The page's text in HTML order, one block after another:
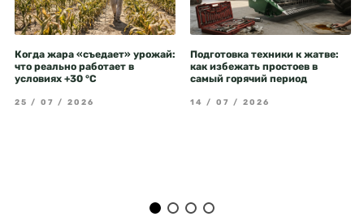
Когда жара «съедает» урожай:
что реально работает в
условиях +30 °C
25 / 07 / 2026
Подготовка техники к жатве:
как избежать простоев в
самый горячий период
14 / 07 / 2026